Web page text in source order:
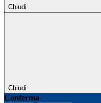
Chiudi
Chiudi
Conferma